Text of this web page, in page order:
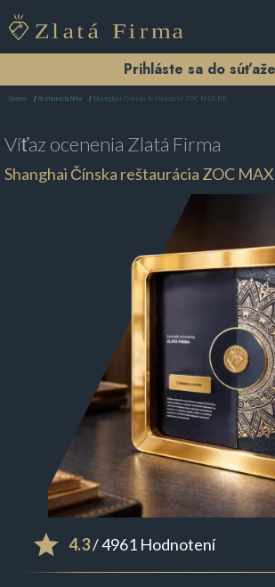
Prihláste sa do súťaže
Domov Reštaurácia Nitra Shanghai Čínska reštaurácia ZOC MAX NR
Víťaz ocenenia Zlatá Firma
Shanghai Čínska reštaurácia ZOC
4.3/ 4961 Hodnotení